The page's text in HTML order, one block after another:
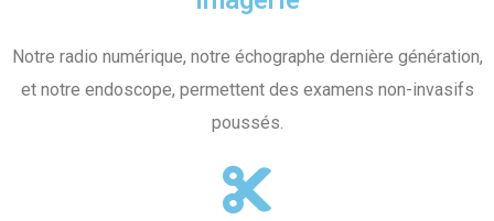
Notre radio numérique, notre échographe dernière génération,
et notre endoscope, permettent des examens non-invasifs
poussés.